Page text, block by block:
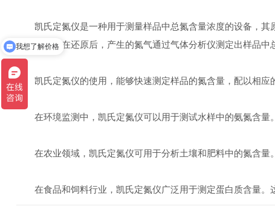
凯氏定氮仪是一种用于测量样品中总氮含量浓度的设备，其
还原态氮，在还原后，产生的氮气通过气体分析仪测定出样品
凯氏定氮仪的使用，能够快速测定样品的氮含量，配以相应的
在环境监测中，凯氏定氮仪可以用于测试水样中的氨氮含量
在农业领域，凯氏定氮仪可用于分析土壤和肥料中的氮含量
在食品和饲料行业，凯氏定氮仪广泛用于测定蛋白质含量。
我想了解价格